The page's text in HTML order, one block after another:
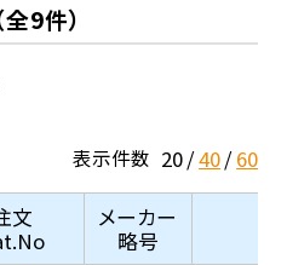
9件）
表示件数 20 40 60
文
メーカー
略号